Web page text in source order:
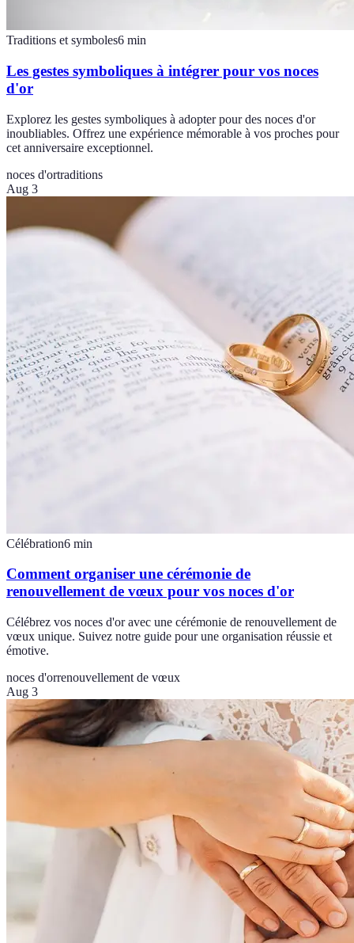
Traditions et symboles6 min
Les gestes symboliques à intégrer pour vos noces
d'or
Explorez les gestes symboliques à adopter pour des noces d'or
inoubliables. Offrez une expérience mémorable à vos proches pour
cet anniversaire exceptionnel.
noces d'ortraditions
Aug 3
Célébration6 min
Comment organiser une cérémonie de
renouvellement de vœux pour vos noces d'or
Célébrez vos noces d'or avec une cérémonie de renouvellement de
vœux unique. Suivez notre guide pour une organisation réussie et
émotive.
noces d'orrenouvellement de vœux
Aug 3